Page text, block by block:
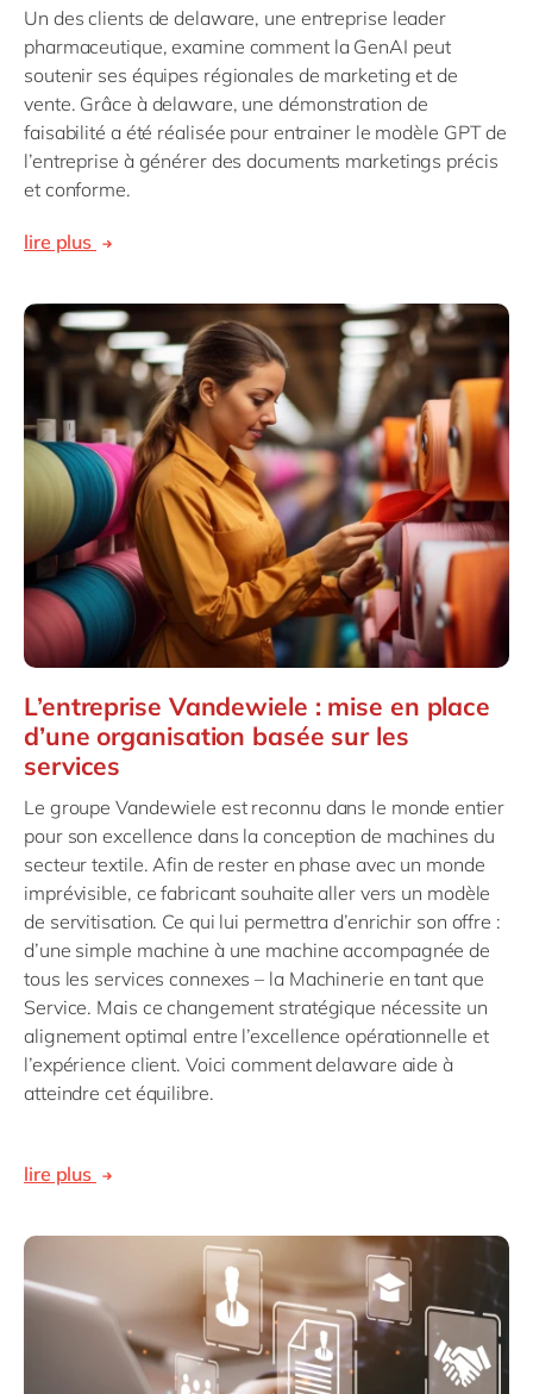
Un des clients de delaware, une entreprise leader
pharmaceutique, examine comment la GenAI peut
soutenir ses équipes régionales de marketing et de
vente. Grâce à delaware, une démonstration de
faisabilité a été réalisée pour entrainer le modèle GPT de
l’entreprise à générer des documents marketings précis
et conforme.
lire plus
L’entreprise Vandewiele : mise en place
d’une organisation basée sur les
services
Le groupe Vandewiele est reconnu dans le monde entier
pour son excellence dans la conception de machines du
secteur textile. Afin de rester en phase avec un monde
imprévisible, ce fabricant souhaite aller vers un modèle
de servitisation. Ce qui lui permettra d’enrichir son offre :
d’une simple machine à une machine accompagnée de
tous les services connexes – la Machinerie en tant que
Service. Mais ce changement stratégique nécessite un
alignement optimal entre l’excellence opérationnelle et
l’expérience client. Voici comment delaware aide à
atteindre cet équilibre.
lire plus